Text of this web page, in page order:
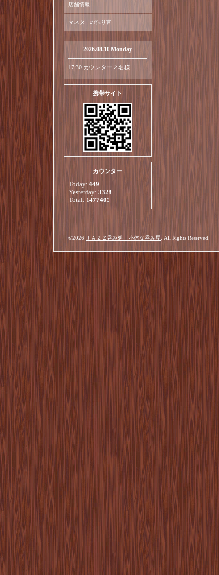
店舗情報
マスターの独り言
2026.08.10 Monday
17:30 カウンター２名様
携帯サイト
カウンター
Today: 449
Yesterday: 3328
Total: 1477405
©2026 ＪＡＺＺ呑み処 小体な呑み屋 . All Rights Reserved.